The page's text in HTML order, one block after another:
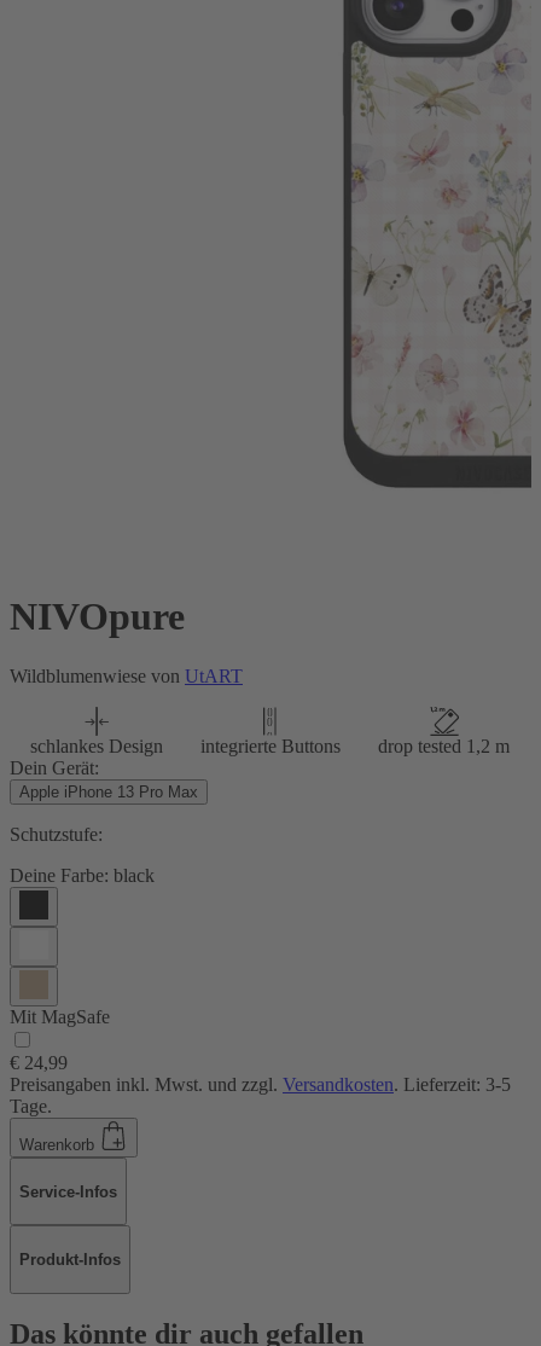
NIVOpure
Wildblumenwiese von UtART
schlankes Design integrierte Buttons
drop tested 1,2 m
Dein Gerät:
Apple iPhone 13 Pro Max
Schutzstufe:
Deine Farbe: black
Mit MagSafe
€ 24,99
Preisangaben inkl. Mwst. und zzgl. Versandkosten. Lieferzeit: 3-5
Tage.
Warenkorb
Service-Infos
Produkt-Infos
Das könnte dir auch gefallen